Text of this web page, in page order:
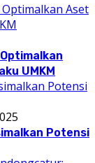
UMKM
Potensi